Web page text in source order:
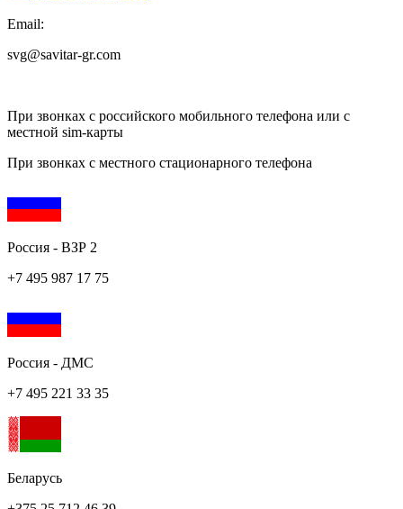
Email:
svg@savitar-gr.com
При звонках с российского мобильного телефона или c
местной sim-карты
При звонках с местного стационарного телефона
Россия - ВЗР 2
+7 495 987 17 75
Россия - ДМС
+7 495 221 33 35
Беларусь